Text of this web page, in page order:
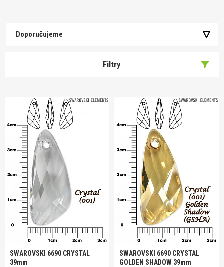
Doporučujeme
Filtry
SWAROVSKI 6690 CRYSTAL
39mm
SWAROVSKI 6690 CRYSTAL
GOLDEN SHADOW 39mm